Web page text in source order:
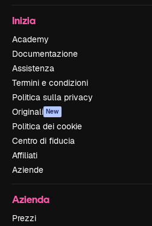
Inizia
Academy
Documentazione
Assistenza
Termini e condizioni
Politica sulla privacy
Originali New
Politica dei cookie
Centro di fiducia
Affiliati
Aziende
Azienda
Prezzi